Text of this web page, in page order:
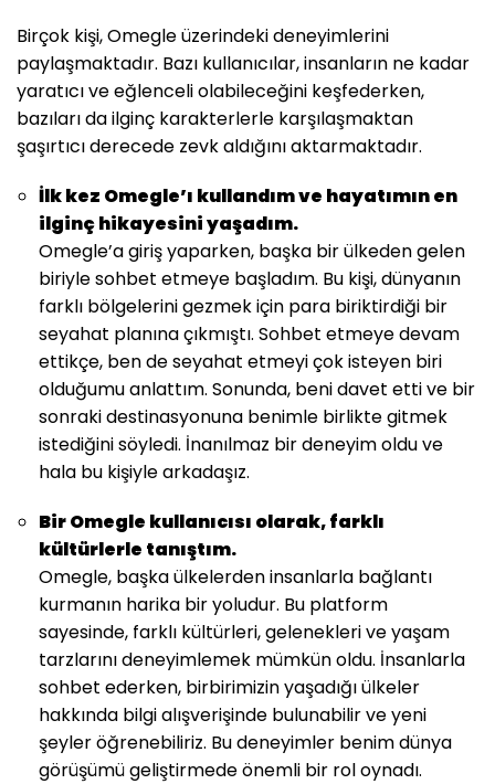
Birçok kişi, Omegle üzerindeki deneyimlerini
paylaşmaktadır. Bazı kullanıcılar, insanların ne kadar
yaratıcı ve eğlenceli olabileceğini keşfederken,
bazıları da ilginç karakterlerle karşılaşmaktan
şaşırtıcı derecede zevk aldığını aktarmaktadır.
İlk kez Omegle’ı kullandım ve hayatımın en
ilginç hikayesini yaşadım.
Omegle’a giriş yaparken, başka bir ülkeden gelen
biriyle sohbet etmeye başladım. Bu kişi, dünyanın
farklı bölgelerini gezmek için para biriktirdiği bir
seyahat planına çıkmıştı. Sohbet etmeye devam
ettikçe, ben de seyahat etmeyi çok isteyen biri
olduğumu anlattım. Sonunda, beni davet etti ve bir
sonraki destinasyonuna benimle birlikte gitmek
istediğini söyledi. İnanılmaz bir deneyim oldu ve
hala bu kişiyle arkadaşız.
Bir Omegle kullanıcısı olarak, farklı
kültürlerle tanıştım.
Omegle, başka ülkelerden insanlarla bağlantı
kurmanın harika bir yoludur. Bu platform
sayesinde, farklı kültürleri, gelenekleri ve yaşam
tarzlarını deneyimlemek mümkün oldu. İnsanlarla
sohbet ederken, birbirimizin yaşadığı ülkeler
hakkında bilgi alışverişinde bulunabilir ve yeni
şeyler öğrenebiliriz. Bu deneyimler benim dünya
görüşümü geliştirmede önemli bir rol oynadı.